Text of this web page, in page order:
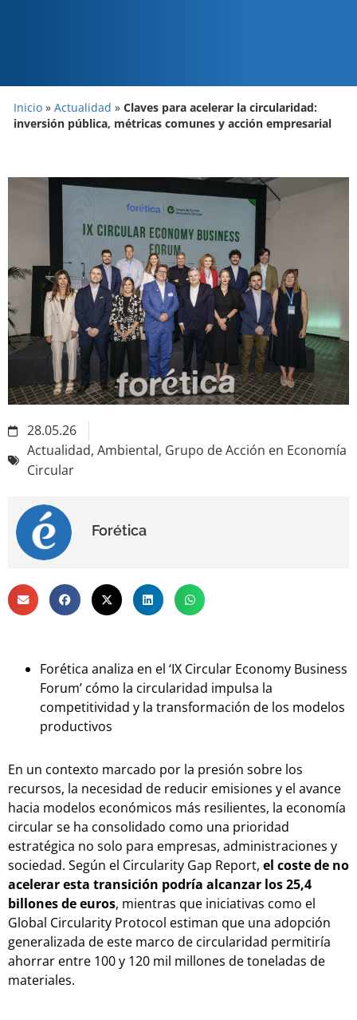
Inicio » Actualidad » Claves para acelerar la circularidad:
inversión pública, métricas comunes y acción empresarial
28.05.26
Actualidad, Ambiental, Grupo de Acción en Economía
Circular
Forética
Forética analiza en el ‘IX Circular Economy Business
Forum’ cómo la circularidad impulsa la
competitividad y la transformación de los modelos
productivos
En un contexto marcado por la presión sobre los
recursos, la necesidad de reducir emisiones y el avance
hacia modelos económicos más resilientes, la economía
circular se ha consolidado como una prioridad
estratégica no solo para empresas, administraciones y
sociedad. Según el Circularity Gap Report, el coste de no
acelerar esta transición podría alcanzar los 25,4
billones de euros, mientras que iniciativas como el
Global Circularity Protocol estiman que una adopción
generalizada de este marco de circularidad permitiría
ahorrar entre 100 y 120 mil millones de toneladas de
materiales.